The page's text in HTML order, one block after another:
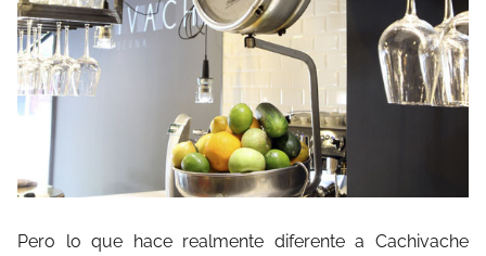
Pero lo que hace realmente diferente a Cachivache